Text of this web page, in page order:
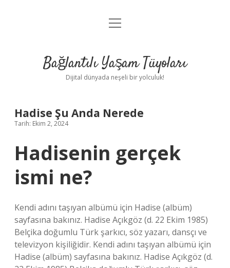
Anasayfa
Yasal Uyarı
menüyü
Bağlantılı Yaşam Tüyoları
Dijital dünyada neşeli bir yolculuk!
Hadise Şu Anda Nerede
Tarih: Ekim 2, 2024
Hadisenin gerçek
ismi ne?
Kendi adını taşıyan albümü için Hadise (albüm)
sayfasına bakınız. Hadise Açıkgöz (d. 22 Ekim 1985)
Belçika doğumlu Türk şarkıcı, söz yazarı, dansçı ve
televizyon kişiliğidir. Kendi adını taşıyan albümü için
Hadise (albüm) sayfasına bakınız. Hadise Açıkgöz (d.